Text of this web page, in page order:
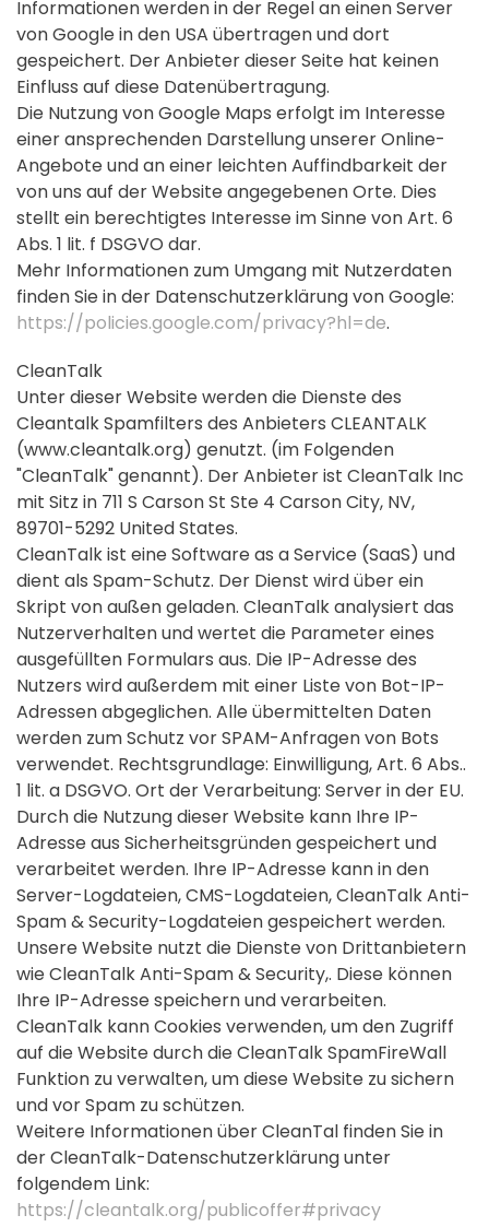
Informationen werden in der Regel an einen Server
von Google in den USA übertragen und dort
gespeichert. Der Anbieter dieser Seite hat keinen
Einfluss auf diese Datenübertragung.
Die Nutzung von Google Maps erfolgt im Interesse
einer ansprechenden Darstellung unserer Online-
Angebote und an einer leichten Auffindbarkeit der
von uns auf der Website angegebenen Orte. Dies
stellt ein berechtigtes Interesse im Sinne von Art. 6
Abs. 1 lit. f DSGVO dar.
Mehr Informationen zum Umgang mit Nutzerdaten
finden Sie in der Datenschutzerklärung von Google:
https://policies.google.com/privacy?hl=de.
CleanTalk
Unter dieser Website werden die Dienste des
Cleantalk Spamfilters des Anbieters CLEANTALK
(www.cleantalk.org) genutzt. (im Folgenden
"CleanTalk" genannt). Der Anbieter ist CleanTalk Inc
mit Sitz in 711 S Carson St Ste 4 Carson City, NV,
89701-5292 United States.
CleanTalk ist eine Software as a Service (SaaS) und
dient als Spam-Schutz. Der Dienst wird über ein
Skript von außen geladen. CleanTalk analysiert das
Nutzerverhalten und wertet die Parameter eines
ausgefüllten Formulars aus. Die IP-Adresse des
Nutzers wird außerdem mit einer Liste von Bot-IP-
Adressen abgeglichen. Alle übermittelten Daten
werden zum Schutz vor SPAM-Anfragen von Bots
verwendet. Rechtsgrundlage: Einwilligung, Art. 6 Abs..
1 lit. a DSGVO. Ort der Verarbeitung: Server in der EU.
Durch die Nutzung dieser Website kann Ihre IP-
Adresse aus Sicherheitsgründen gespeichert und
verarbeitet werden. Ihre IP-Adresse kann in den
Server-Logdateien, CMS-Logdateien, CleanTalk Anti-
Spam & Security-Logdateien gespeichert werden.
Unsere Website nutzt die Dienste von Drittanbietern
wie CleanTalk Anti-Spam & Security,. Diese können
Ihre IP-Adresse speichern und verarbeiten.
CleanTalk kann Cookies verwenden, um den Zugriff
auf die Website durch die CleanTalk SpamFireWall
Funktion zu verwalten, um diese Website zu sichern
und vor Spam zu schützen.
Weitere Informationen über CleanTal finden Sie in
der CleanTalk-Datenschutzerklärung unter
folgendem Link:
https://cleantalk.org/publicoffer#privacy